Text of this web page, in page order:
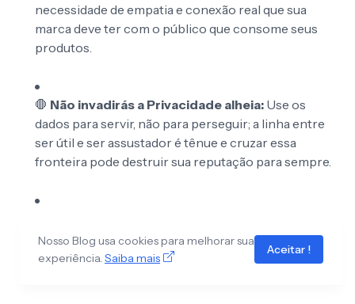
necessidade de empatia e conexão real que sua
marca deve ter com o público que consome seus
produtos.
🛑 Não invadirás a Privacidade alheia: Use os
dados para servir, não para perseguir; a linha entre
ser útil e ser assustador é tênue e cruzar essa
fronteira pode destruir sua reputação para sempre.
Lembre-se que um insight profundo e acionável vale
mais do que mil relatórios superficiais que não levam
Nosso Blog usa cookies para melhorar sua
experiência. Saiba mais
Aceitar !